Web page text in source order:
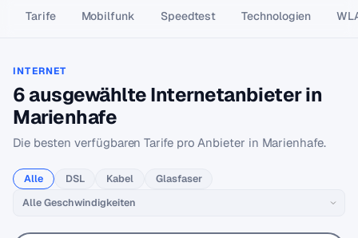
Tarife Mobilfunk Speedtest Technologien
INTERNET
6 ausgewählte Internetanbieter in
Marienhafe
Die besten verfügbaren Tarife pro Anbieter in Marienhafe.
Alle DSL Kabel Glasfaser